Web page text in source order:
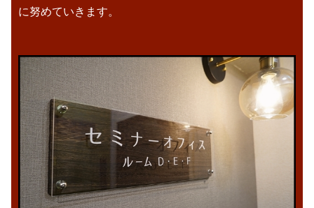
に努めていきます。